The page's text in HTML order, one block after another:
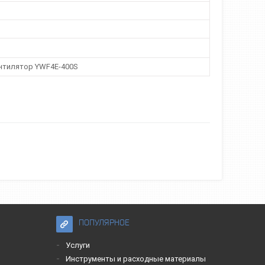
YWF4E-400S
ПОПУЛЯРНОЕ
Услуги
Инструменты и расходные материалы